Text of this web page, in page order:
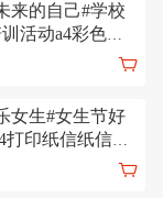
来的自己#学校
活动a4彩色信
女生#女生节好
印纸信纸信封